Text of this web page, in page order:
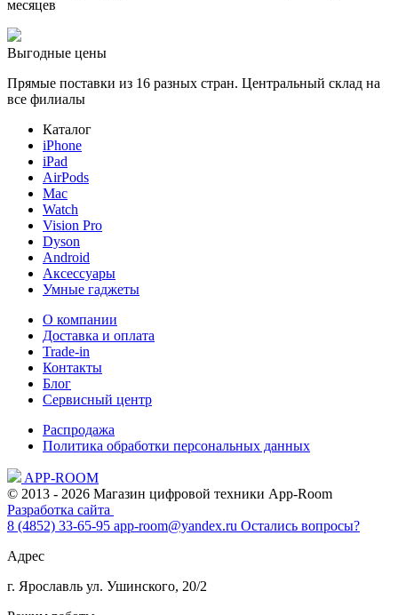
месяцев
Выгодные цены
Прямые поставки из 16 разных стран. Центральный склад на
все филиалы
Каталог
iPhone
iPad
AirPods
Mac
Watch
Vision Pro
Dyson
Android
Аксессуары
Умные гаджеты
О компании
Доставка и оплата
Trade-in
Контакты
Блог
Сервисный центр
Распродажа
Политика обработки персональных данных
APP-ROOM
© 2013 - 2026 Магазин цифровой техники App-Room
Разработка сайта
8 (4852) 33-65-95 app-room@yandex.ru Остались вопросы?
Адрес
г. Ярославль ул. Ушинского, 20/2